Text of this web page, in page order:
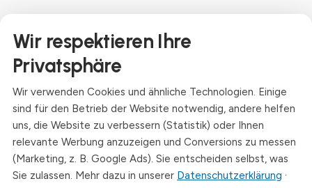
Anschrift
Dresdner Straße 24, 09577 Niederwiesa
Telefon
+49 (0)3726 - 720 560
E-Mail
info@drymat.de
Öffnungszeiten
Wir respektieren Ihre
Privatsphäre
Wir verwenden Cookies und ähnliche Technologien. Einige
sind für den Betrieb der Website notwendig, andere helfen
uns, die Website zu verbessern (Statistik) oder Ihnen
relevante Werbung anzuzeigen und Conversions zu messen
(Marketing, z. B. Google Ads). Sie entscheiden selbst, was
Sie zulassen. Mehr dazu in unserer Datenschutzerklärung ·